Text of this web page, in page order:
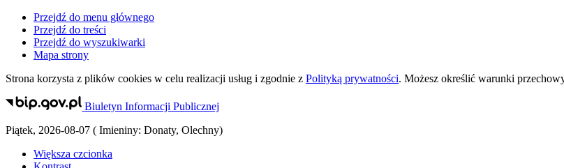
Przejdź do menu głównego
Przejdź do treści
Przejdź do wyszukiwarki
Mapa strony
Strona korzysta z plików cookies w celu realizacji usług i zgodnie z Polityką prywatności. Możesz określić warunki
Biuletyn Informacji Publicznej
Piątek, 2026-08-07 ( Imieniny: Donaty, Olechny)
Większa czcionka